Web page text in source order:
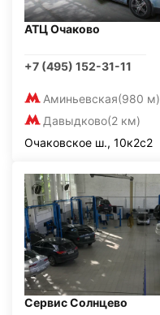
АТЦ Очаково
+7 (495) 152-31-11
Аминьевская(980 м)
Давыдково(2 км)
Очаковское ш., 10к2с2
Сервис Солнцево